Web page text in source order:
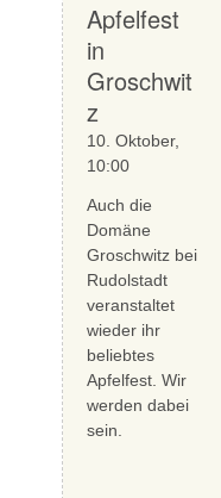
Apfelfest
in
Groschwit
z
10. Oktober,
10:00
Auch die
Domäne
Groschwitz bei
Rudolstadt
veranstaltet
wieder ihr
beliebtes
Apfelfest. Wir
werden dabei
sein.